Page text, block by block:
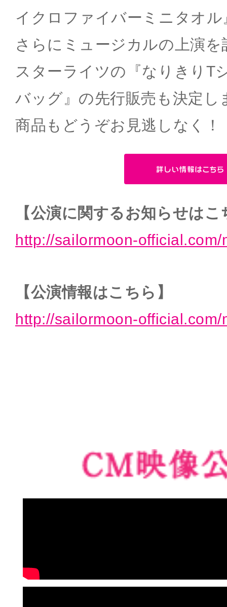
イクロファイバーミニタオ
さらにミュージカルの上演
スターライツの『なりきりT
バッグ』の先行販売も決定し
商品もどうぞお見逃しなく！
【公演に関するお知らせはこ
http://sailormoon-
【公演情報はこちら】
http://sailormoon-official.com/